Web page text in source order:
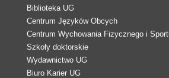
Biblioteka UG
Centrum Języków Obcych
Centrum Wychowania Fizycznego i
Szkoły doktorskie
Wydawnictwo UG
Biuro Karier UG